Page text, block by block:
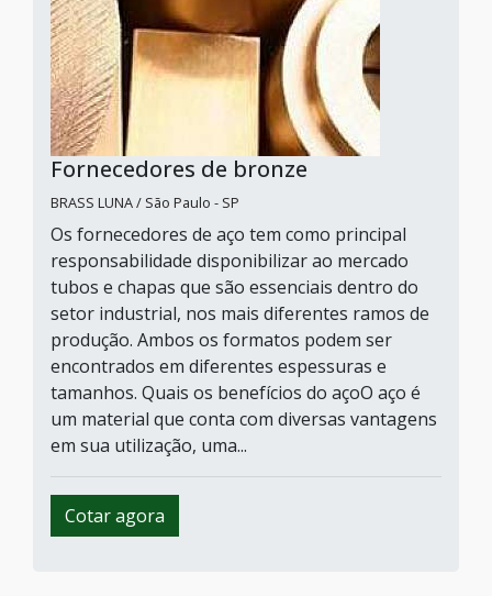
Fornecedores de bronze
BRASS LUNA / São Paulo - SP
Os fornecedores de aço tem como principal
responsabilidade disponibilizar ao mercado
tubos e chapas que são essenciais dentro do
setor industrial, nos mais diferentes ramos de
produção. Ambos os formatos podem ser
encontrados em diferentes espessuras e
tamanhos. Quais os benefícios do açoO aço é
um material que conta com diversas vantagens
em sua utilização, uma...
Cotar agora